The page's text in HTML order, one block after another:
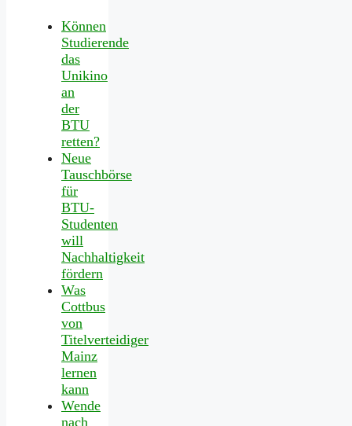
Können
Studierende
das
Unikino
an
der
BTU
retten?
Neue
Tauschbörse
für
BTU-
Studenten
will
Nachhaltigkeit
fördern
Was
Cottbus
von
Titelverteidiger
Mainz
lernen
kann
Wende
nach